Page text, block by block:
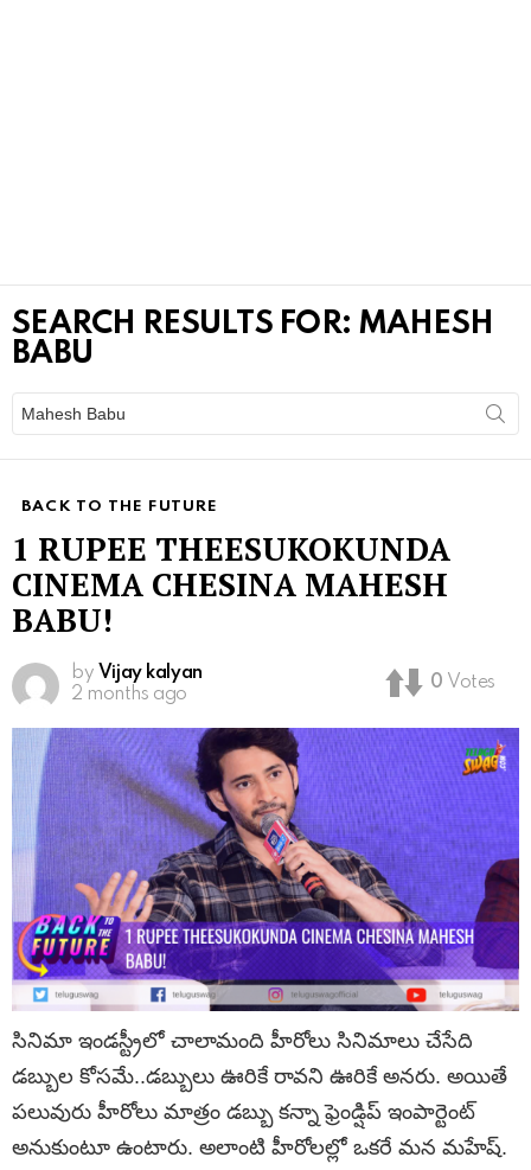
SEARCH RESULTS FOR: MAHESH
BABU
for:
BACK TO THE FUTURE
1 RUPEE THEESUKOKUNDA
CINEMA CHESINA MAHESH
BABU!
by Vijay kalyan
2 months ago
0 Votes
సినిమా ఇండస్ట్రీలో చాలామంది హీరోలు సినిమాలు చేసేది
డబ్బుల కోసమే..డబ్బులు ఊరికే రావని ఊరికే అనరు. అయితే
పలువురు హీరోలు మాత్రం డబ్బు కన్నా ఫ్రెండ్షిప్ ఇంపార్టెంట్
అనుకుంటూ ఉంటారు. అలాంటి హీరోలల్లో ఒకరే మన మహేష్.